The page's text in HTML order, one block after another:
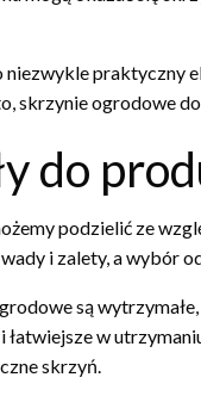
praktyczny
skrzynie ogrodowe
do
podzielić ze
i zalety, a wybór
są
łatwiejsze w
skrzyń.